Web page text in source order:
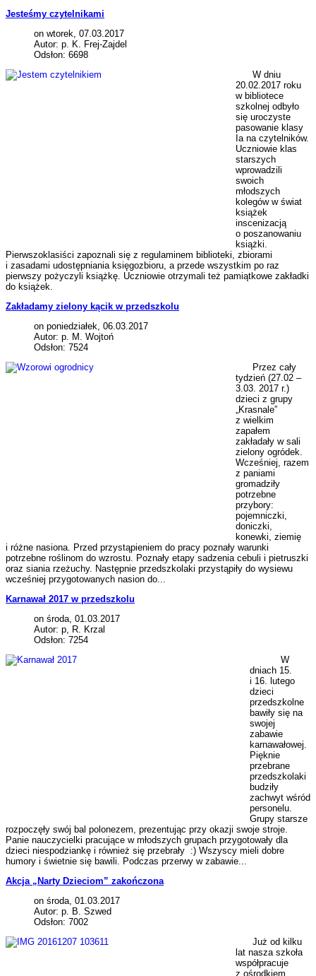
Jesteśmy czytelnikami
on wtorek, 07.03.2017
Autor: p. K. Frej-Zajdel
Odsłon: 6698
W dniu
20.02.2017 roku
w bibliotece
szkolnej odbyło
się uroczyste
pasowanie klasy
Ia na czytelników.
Uczniowie klas
starszych
wprowadzili
swoich
młodszych
kolegów w świat
książek
inscenizacją
o poszanowaniu
książki.
Pierwszoklasiści zapoznali się z regulaminem biblioteki, zbiorami
i zasadami udostępniania księgozbioru, a przede wszystkim po raz
pierwszy pożyczyli książkę. Uczniowie otrzymali też pamiątkowe zakładki
do książek.
Zakładamy zielony kącik w przedszkolu
on poniedziałek, 06.03.2017
Autor: p. M. Wojtoń
Odsłon: 7524
Przez cały
tydzień (27.02 –
3.03. 2017 r.)
dzieci z grupy
„Krasnale”
z wielkim
zapałem
zakładały w sali
zielony ogródek.
Wcześniej, razem
z paniami
gromadziły
potrzebne
przybory:
pojemniczki,
doniczki,
konewki, ziemię
i różne nasiona. Przed przystąpieniem do pracy poznały warunki
potrzebne roślinom do wzrostu. Poznały etapy sadzenia cebuli i pietruszki
oraz siania rzeżuchy. Następnie przedszkolaki przystąpiły do wysiewu
wcześniej przygotowanych nasion do...
Karnawał 2017 w przedszkolu
on środa, 01.03.2017
Autor: p, R. Krzal
Odsłon: 7254
W
dniach 15.
i 16. lutego
dzieci
przedszkolne
bawiły się na
swojej
zabawie
karnawałowej.
Pięknie
przebrane
przedszkolaki
budziły
zachwyt wśród
personelu.
Grupy starsze
rozpoczęły swój bal polonezem, prezentując przy okazji swoje stroje.
Panie nauczycielki pracujące w młodszych grupach przygotowały dla
dzieci niespodziankę i również się przebrały :) Wszyscy mieli dobre
humory i świetnie się bawili. Podczas przerwy w zabawie...
Akcja „Narty Dzieciom” zakończona
on środa, 01.03.2017
Autor: p. B. Szwed
Odsłon: 7002
Już od kilku
lat nasza szkoła
współpracuje
z ośrodkiem